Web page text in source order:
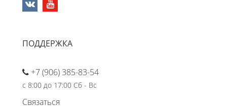
ПОДДЕРЖКА
+7 (906) 385-83-54
с 8:00 до 17:00 Сб - Вс
Связаться